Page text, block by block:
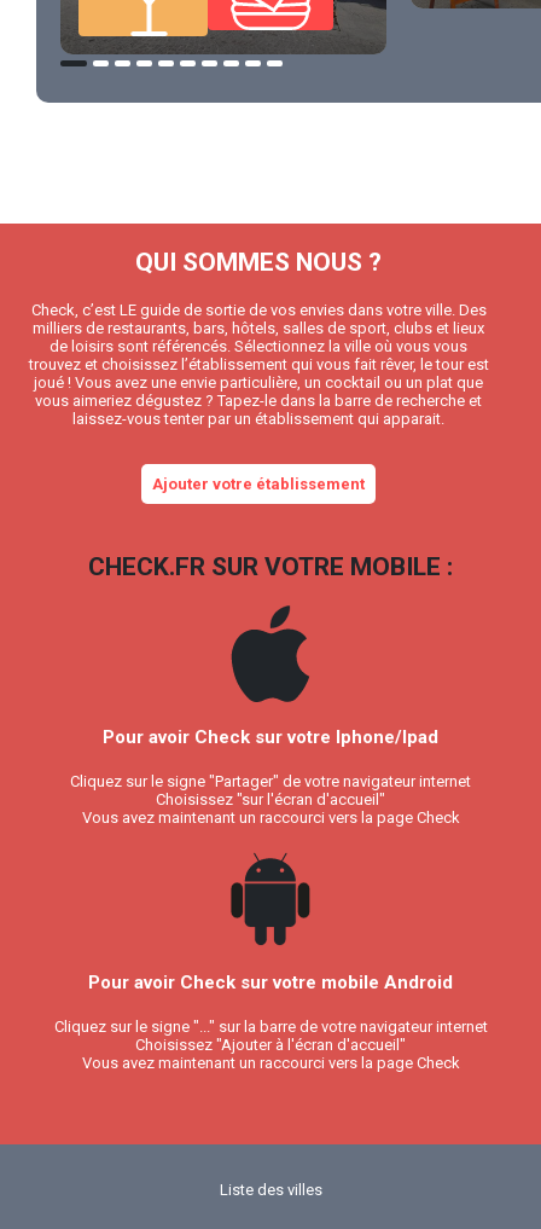
QUI SOMMES NOUS ?
Check, c’est LE guide de sortie de vos envies dans votre ville. Des
milliers de restaurants, bars, hôtels, salles de sport, clubs et lieux
de loisirs sont référencés. Sélectionnez la ville où vous vous
trouvez et choisissez l’établissement qui vous fait rêver, le tour est
joué ! Vous avez une envie particulière, un cocktail ou un plat que
vous aimeriez dégustez ? Tapez-le dans la barre de recherche et
laissez-vous tenter par un établissement qui apparait.
Ajouter votre établissement
CHECK.FR SUR VOTRE MOBILE :
Pour avoir Check sur votre Iphone/Ipad
Cliquez sur le signe "Partager" de votre navigateur internet
Choisissez "sur l'écran d'accueil"
Vous avez maintenant un raccourci vers la page Check
Pour avoir Check sur votre mobile Android
Cliquez sur le signe "..." sur la barre de votre navigateur internet
Choisissez "Ajouter à l'écran d'accueil"
Vous avez maintenant un raccourci vers la page Check
Liste des villes